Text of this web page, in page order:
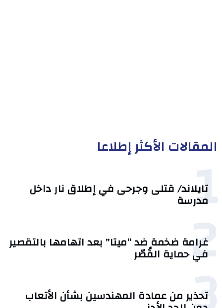
المقالات الأكثر إطلاعا
1
تايلاند/ قتلى وجرحى في إطلاق نار داخل
مدرسة
2
غرامة ضخمة ضد “ميتا” بعد اتهامها بالتقصير
في حماية القُصّر
تحذير من عمادة المهندسين بشأن الأتعاب